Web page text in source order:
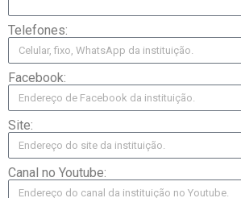
Telefones:
Facebook:
Site:
Canal no Youtube: